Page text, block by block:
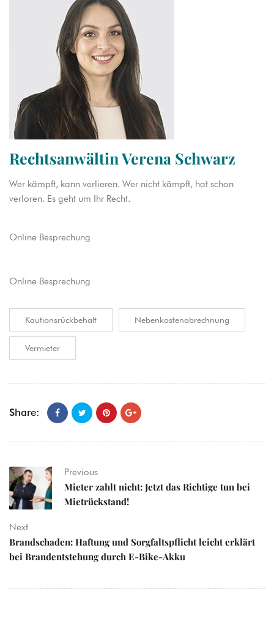
Rechtsanwältin Verena Schwarz
Wer kämpft, kann verlieren. Wer nicht kämpft, hat schon
verloren. Es geht um Ihr Recht.
Online Besprechung
Online Besprechung
Kautionsrückbehalt Nebenkostenabrechnung
Vermieter
Share:
Previous
Mieter zahlt nicht: Jetzt das Richtige tun bei
Mietrückstand!
Next
Brandschaden: Haftung und Sorgfaltspflicht leicht erklärt
bei Brandentstehung durch E-Bike-Akku